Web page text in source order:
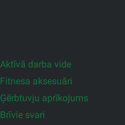
Aktīvā darba vide
Fitnesa aksesuāri
Ģērbtuvju aprīkojums
Brīvie svari